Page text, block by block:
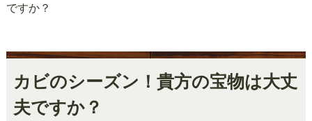
ですか？
カビのシーズン！貴方の宝物は大丈
夫ですか？